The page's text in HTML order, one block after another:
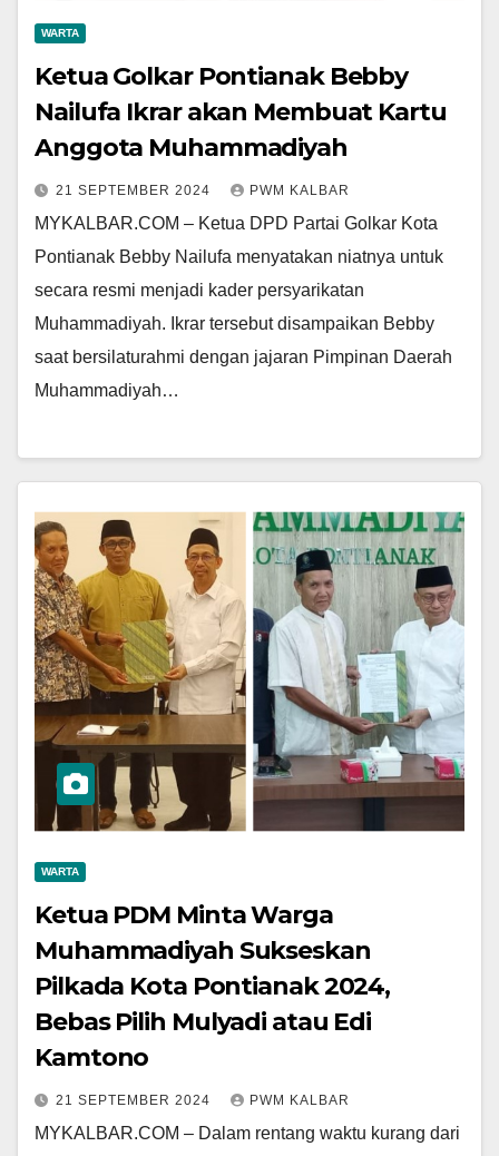
WARTA
Ketua Golkar Pontianak Bebby
Nailufa Ikrar akan Membuat Kartu
Anggota Muhammadiyah
21 SEPTEMBER 2024 PWM KALBAR
MYKALBAR.COM – Ketua DPD Partai Golkar Kota
Pontianak Bebby Nailufa menyatakan niatnya untuk
secara resmi menjadi kader persyarikatan
Muhammadiyah. Ikrar tersebut disampaikan Bebby
saat bersilaturahmi dengan jajaran Pimpinan Daerah
Muhammadiyah…
WARTA
Ketua PDM Minta Warga
Muhammadiyah Sukseskan
Pilkada Kota Pontianak 2024,
Bebas Pilih Mulyadi atau Edi
Kamtono
21 SEPTEMBER 2024 PWM KALBAR
MYKALBAR.COM – Dalam rentang waktu kurang dari